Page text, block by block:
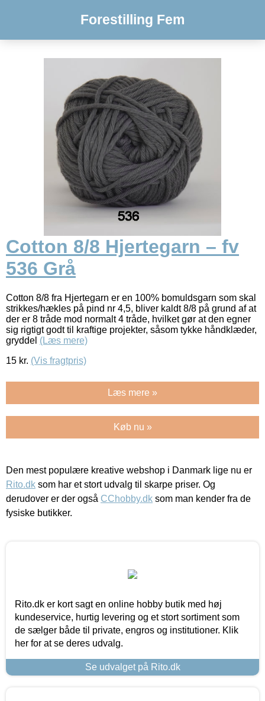
Forestilling Fem
Cotton 8/8 Hjertegarn – fv
536 Grå
Cotton 8/8 fra Hjertegarn er en 100% bomuldsgarn som skal
strikkes/hækles på pind nr 4,5, bliver kaldt 8/8 på grund af at
der er 8 tråde mod normalt 4 tråde, hvilket gør at den egner
sig rigtigt godt til kraftige projekter, såsom tykke håndklæder,
gryddel (Læs mere)
15 kr. (Vis fragtpris)
Læs mere »
Køb nu »
Den mest populære kreative webshop i Danmark lige nu er
Rito.dk som har et stort udvalg til skarpe priser. Og
derudover er der også CChobby.dk som man kender fra de
fysiske butikker.
Rito.dk er kort sagt en online hobby butik med høj
kundeservice, hurtig levering og et stort sortiment som
de sælger både til private, engros og institutioner. Klik
her for at se deres udvalg.
Se udvalget på Rito.dk